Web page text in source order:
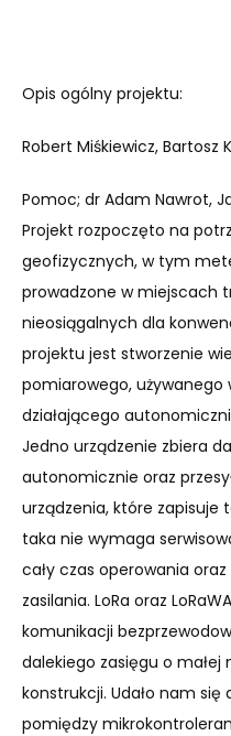
Opis ogólny projektu:
Robert Miśkiewicz, Bartosz
Pomoc; dr Adam Nawrot,
Projekt rozpoczęto na
geofizycznych, w tym
prowadzone w miejscach
nieosiągalnych dla
projektu jest stworzenie
pomiarowego,
działającego
Jedno urządzenie zbiera
autonomicznie oraz
urządzenia, które zapisuje
taka nie wymaga
cały czas operowania oraz
zasilania. LoRa oraz
komunikacji
dalekiego zasięgu o
konstrukcji. Udało nam
pomiędzy